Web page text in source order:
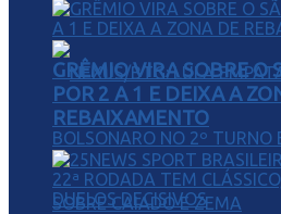
GRÊMIO VIRA SOBRE O
POR 2 A 1 E DEIXA A
REBAIXAMENTO